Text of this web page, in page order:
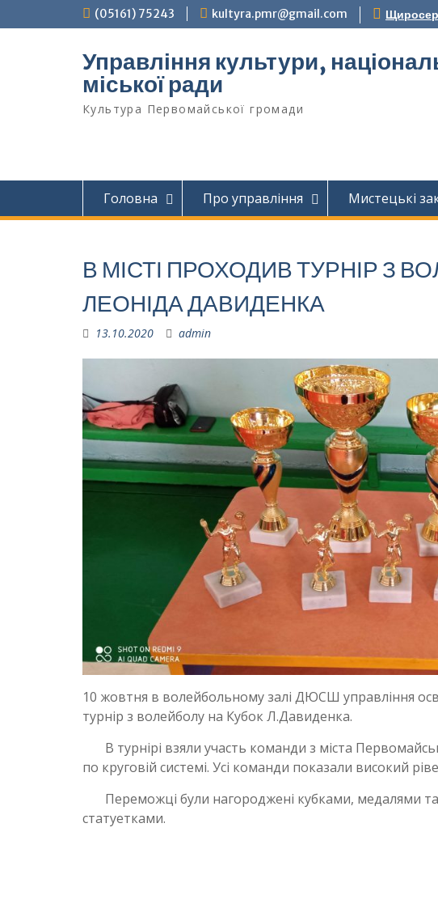
до
(05161) 75243 kultyra.pmr@gmail.com
Управління культури,
міської ради
Культура Первомайcької громади
Головна Про управління Мистецькі
В МІСТІ ПРОХОДИВ ТУРНІР З
ЛЕОНІДА ДАВИДЕНКА
13.10.2020 admin
10 жовтня в волейбольному залі ДЮСШ управління
турнір з волейболу на Кубок Л.Давиденка.
В турнірі взяли участь команди з міста
по круговій системі. Усі команди показали високий
Переможці були нагороджені кубками, медалями та
статуетками.